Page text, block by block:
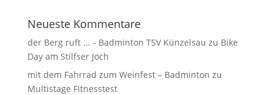
Neueste Kommentare
der Berg ruft ... - Badminton TSV Künzelsau zu Bike
Day am Stilfser Joch
mit dem Fahrrad zum Weinfest – Badminton zu
Multistage Fitnesstest